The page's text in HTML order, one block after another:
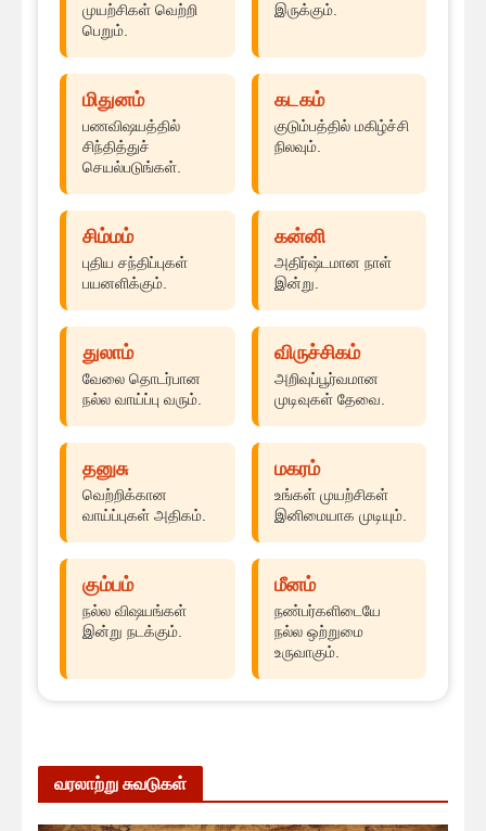
முயற்சிகள் வெற்றி
பெறும்.
இருக்கும்.
மிதுனம்
பணவிஷயத்தில்
சிந்தித்துச்
செயல்படுங்கள்.
கடகம்
குடும்பத்தில் மகிழ்ச்சி
நிலவும்.
சிம்மம்
புதிய சந்திப்புகள்
பயனளிக்கும்.
கன்னி
அதிர்ஷ்டமான நாள்
இன்று.
துலாம்
வேலை தொடர்பான
நல்ல வாய்ப்பு வரும்.
விருச்சிகம்
அறிவுப்பூர்வமான
முடிவுகள் தேவை.
தனுசு
வெற்றிக்கான
வாய்ப்புகள் அதிகம்.
மகரம்
உங்கள் முயற்சிகள்
இனிமையாக முடியும்.
கும்பம்
நல்ல விஷயங்கள்
இன்று நடக்கும்.
மீனம்
நண்பர்களிடையே
நல்ல ஒற்றுமை
உருவாகும்.
வரலாற்று சுவடுகள்